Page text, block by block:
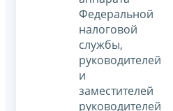
Федеральной
налоговой
службы,
руководителей
и
заместителей
руководителей